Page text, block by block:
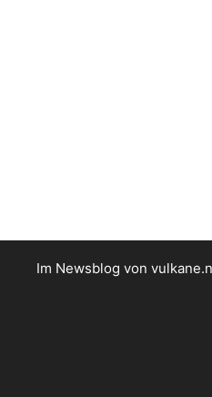
Im Newsblog von